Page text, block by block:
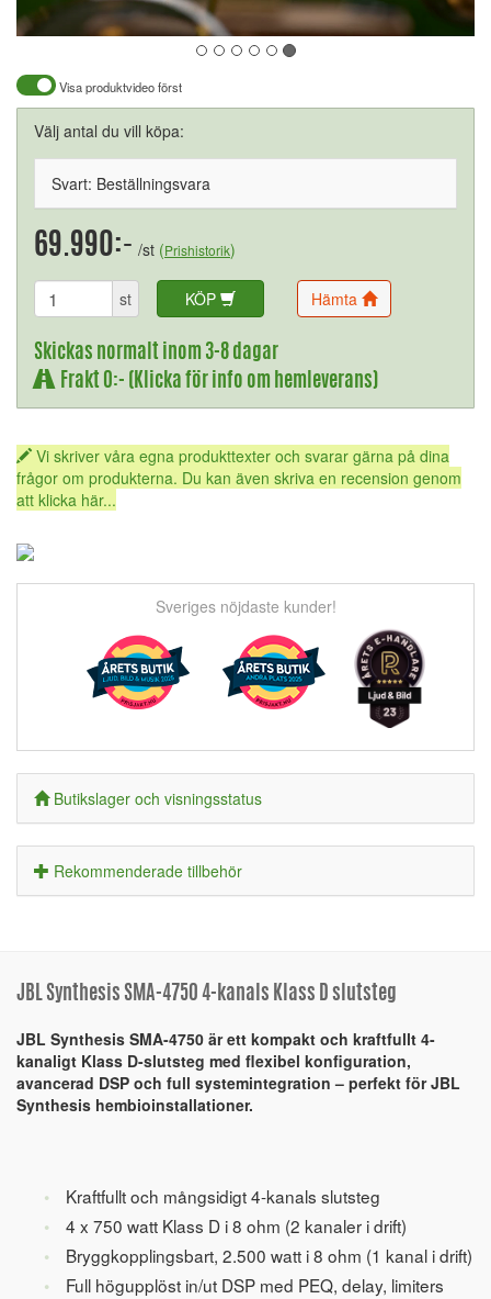
Visa produktvideo först
Välj antal du vill köpa:
Svart: Beställningsvara
69.990:- /st (Prishistorik)
st KÖP Hämta
Skickas normalt inom 3-8 dagar
Frakt 0:- (Klicka för info om hemleverans)
Vi skriver våra egna produkttexter och svarar gärna på dina
frågor om produkterna. Du kan även skriva en recension genom
att klicka här...
Sveriges nöjdaste kunder!
Butikslager och visningsstatus
Rekommenderade tillbehör
JBL Synthesis SMA-4750 4-kanals Klass D slutsteg
JBL Synthesis SMA-4750 är ett kompakt och kraftfullt 4-
kanaligt Klass D-slutsteg med flexibel konfiguration,
avancerad DSP och full systemintegration – perfekt för JBL
Synthesis hembioinstallationer.
Kraftfullt och mångsidigt 4-kanals slutsteg
4 x 750 watt Klass D i 8 ohm (2 kanaler i drift)
Bryggkopplingsbart, 2.500 watt i 8 ohm (1 kanal i drift)
Full högupplöst in/ut DSP med PEQ, delay, limiters